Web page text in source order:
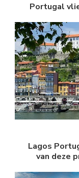
Portugal
Lagos
van deze